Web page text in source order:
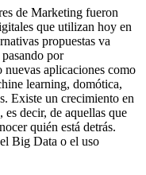
de Marketing fueron
que utilizan hoy en
propuestas va
por
aplicaciones como
learning, domótica,
Existe un crecimiento en
es decir, de aquellas que
quién está detrás.
Big Data o el uso